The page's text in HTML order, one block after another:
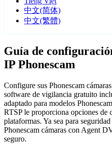
中文(简体)
中文(繁體)
Guía de
IP Phonescam
Configure sus Phonescam
software de vigilancia gratuito
adaptado para modelos
RTSP le proporciona opciones de
plataformas. Ya sea para
Phonescam cámaras con Agent
seguro.